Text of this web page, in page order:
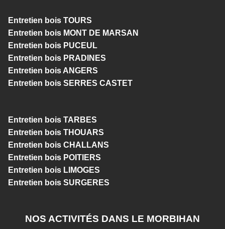
Entretien bois TOURS
Entretien bois MONT DE MARSAN
Entretien bois PUCEUL
Entretien bois PRADINES
Entretien bois ANGERS
Entretien bois SERRES CASTET
Entretien bois TARBES
Entretien bois THOUARS
Entretien bois CHALLANS
Entretien bois POITIERS
Entretien bois LIMOGES
Entretien bois SURGERES
NOS ACTIVITÉS DANS LE MORBIHAN